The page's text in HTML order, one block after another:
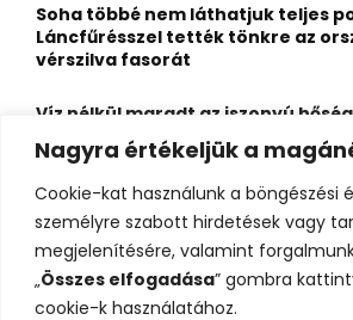
Nagyra értékeljük a
Cookie-kat használunk a böngészési
személyre szabott hirdetések vagy
megjelenítésére, valamint
„Összes elfogadása” gombra
cookie-k használatához.
Soha többé nem láthatjuk teljes
Láncfűrésszel tették tönkre az
vérszilva fasorát
Víz nélkül maradt az iszonyú
egy kiránduló a legnépszerűbb
hegységben
Felbecsülhetetlen értékű
leletegyüttes került elő Pest